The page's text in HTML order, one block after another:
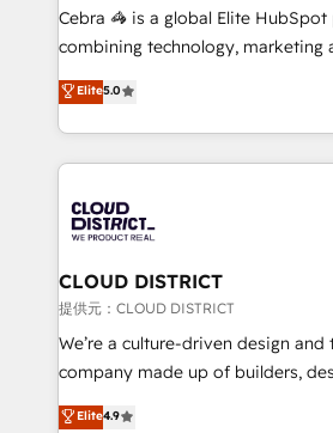
boost with a new HubSpot site Recognized leaders:
🏆 HubSpot Platform Migration
Inbound Campaign of the Year 🏆
Award for Best Website 🌟
Cebra 🦓 is a global Elite
combining technology, marketing
expertise across Latin America
Europe, with teams across 7
we combine local insight with
help businesses grow through
500+ HubSpot implementations,
end solutions that integrate CRM,
inbound and loop marketing,
creativity. Our multicultural team
Portuguese, and English to design
that drive measurable growth. 🌎 Highlights: • 10+
Platform Migration Excellence. •
Elite5.0
CLOUD DISTRICT
提供元：CLOUD DISTRICT
We’re a culture-driven design and
company made up of builders,
thinkers. We blend strategy,
Elite4.9